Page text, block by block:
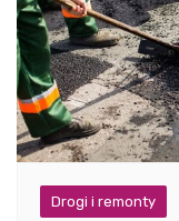
Drogi i remonty